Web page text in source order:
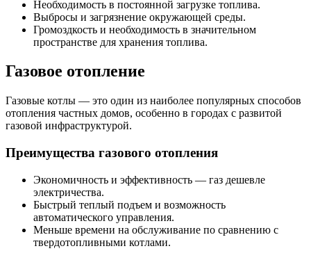
Необходимость в постоянной загрузке топлива.
Выбросы и загрязнение окружающей среды.
Громоздкость и необходимость в значительном
пространстве для хранения топлива.
Газовое отопление
Газовые котлы — это один из наиболее популярных способов
отопления частных домов, особенно в городах с развитой
газовой инфраструктурой.
Преимущества газового отопления
Экономичность и эффективность — газ дешевле
электричества.
Быстрый теплый подъем и возможность
автоматического управления.
Меньше времени на обслуживание по сравнению с
твердотопливными котлами.